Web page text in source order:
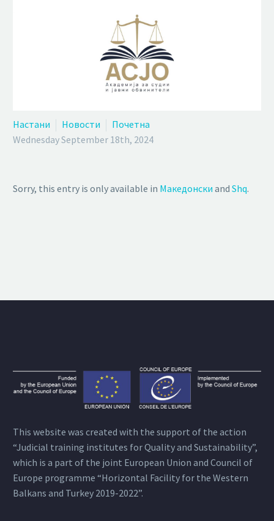
Настани Новости
Почетна
Wednesday September 18th, 2024
Sorry, this entry is only available in Македонски and Shq.
This website was created with the support of the action
“Judicial training institutes for Quality and Sustainability”,
which is a part of the joint European Union and Council of
Europe programme “Horizontal Facility for the Western
Balkans and Turkey 2019-2022”.